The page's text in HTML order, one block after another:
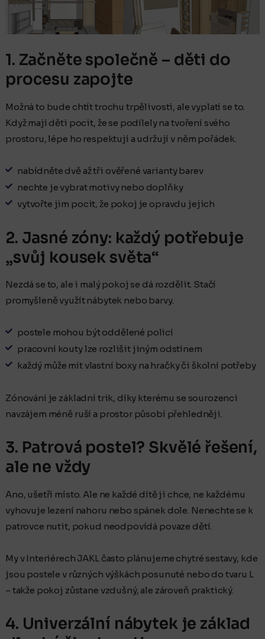
1. Začněte společně – děti do
procesu zapojte
Možná to bude chtít trochu trpělivosti, ale vyplatí se to.
Když mají děti pocit, že se podílely na tvoření svého
prostoru, lépe ho respektují a udržují v něm pořádek.
nabídněte dvě až tři ověřené varianty barev
nechte je vybrat motivy nebo doplňky
vytvořte jim pocit, že pokoj je opravdu jejich
2. Jasné zóny: každý potřebuje
„svůj kousek světa“
Nezdá se to, ale i malý pokoj se dá rozdělit. Stačí
promyšleně využít nábytek nebo barvy.
postele mohou být oddělené policí
pracovní kouty lze rozlišit jiným odstínem
každý může mít vlastní boxy na hračky či školní potřeby
Zónování je základní trik, díky kterému se sourozenci
navzájem méně ruší a prostor působí přehledněji.
3. Patrová postel? Skvělé řešení,
ale ne vždy
Ano, ušetří místo. Ale ne každé dítě ji chce, ne každému
vyhovuje lezení nahoru nebo spánek dole. Nenechte se k
patrovce nutit, pokud neodpovídá povaze dětí.
My v Interiérech JAKL často plánujeme chytré sestavy, kde
jsou postele v různých výškách posunuté nebo do tvaru L
– takže pokoj zůstane vzdušný, ale zároveň praktický.
4. Univerzální nábytek je základ